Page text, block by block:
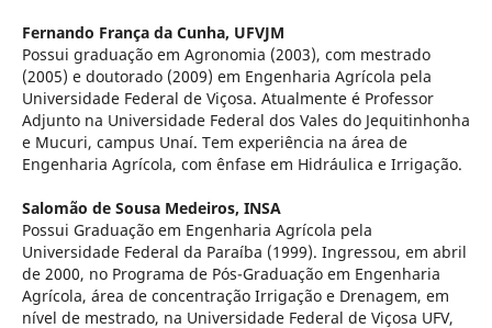
Fernando França da Cunha, UFVJM
Possui graduação em Agronomia (2003), com mestrado
(2005) e doutorado (2009) em Engenharia Agrícola pela
Universidade Federal de Viçosa. Atualmente é Professor
Adjunto na Universidade Federal dos Vales do Jequitinhonha
e Mucuri, campus Unaí. Tem experiência na área de
Engenharia Agrícola, com ênfase em Hidráulica e Irrigação.
Salomão de Sousa Medeiros, INSA
Possui Graduação em Engenharia Agrícola pela
Universidade Federal da Paraíba (1999). Ingressou, em abril
de 2000, no Programa de Pós-Graduação em Engenharia
Agrícola, área de concentração Irrigação e Drenagem, em
nível de mestrado, na Universidade Federal de Viçosa UFV,